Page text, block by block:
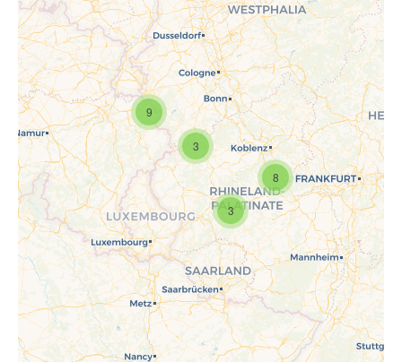
Travelers' Map wird geladen …
Wenn du dies siehst, nachdem
deine Seite vollständig geladen
wurde, fehlen leafletJS-Dateien.
3
8
3
9